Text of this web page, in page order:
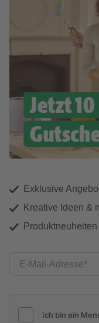
Exklusive
Kreative Ideen &
E-Mail-Adresse